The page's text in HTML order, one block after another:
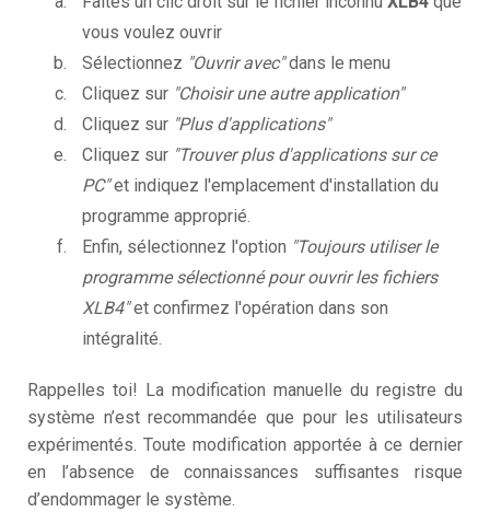
vous voulez ouvrir
Sélectionnez "Ouvrir avec"dans le menu
Cliquez sur "Choisir une autre application"
Cliquez sur "Plus d'applications"
Cliquez sur "Trouver plus d'applications sur ce
PC"et indiquez l'emplacement d'installation du
programme approprié.
Enfin, sélectionnez l'option "Toujours utiliser le
programme sélectionné pour ouvrir les fichiers
XLB4"et confirmez l'opération dans son
intégralité.
Rappelles toi! La modification manuelle du registre du
système n’est recommandée que pour les utilisateurs
expérimentés. Toute modification apportée à ce dernier
en l’absence de connaissances suffisantes risque
d’endommager le système.